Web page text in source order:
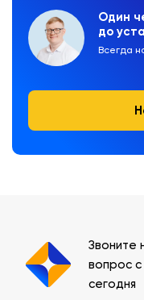
Один
до
Всегда
Звоните
вопрос
сегодня